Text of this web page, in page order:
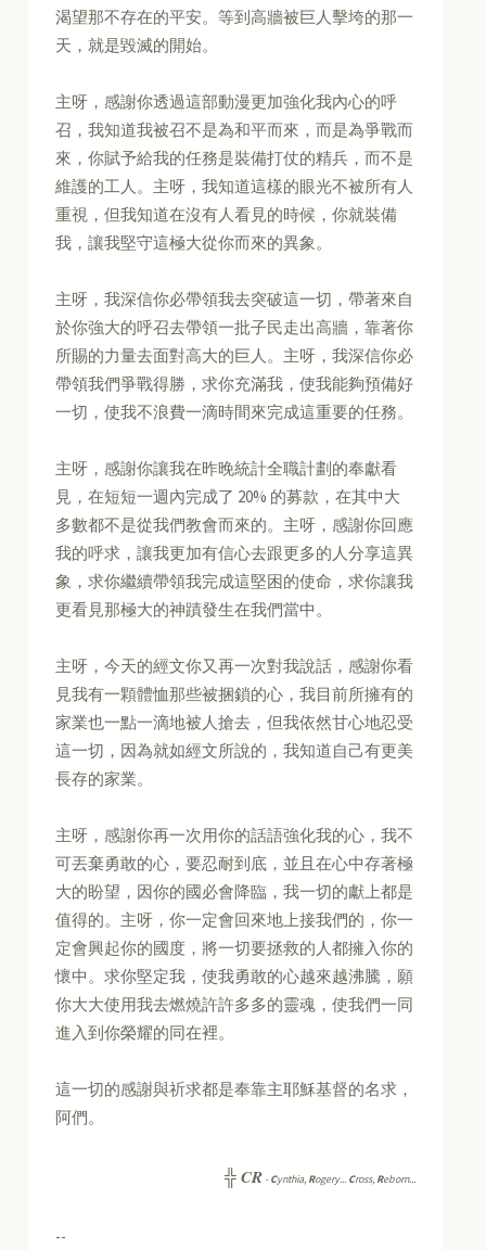
渴望那不存在的平安。等到高牆被巨人擊垮的那一
天，就是毀滅的開始。
主呀，感謝你透過這部動漫更加強化我內心的呼
召，我知道我被召不是為和平而來，而是為爭戰而
來，你賦予給我的任務是裝備打仗的精兵，而不是
維護的工人。主呀，我知道這樣的眼光不被所有人
重視，但我知道在沒有人看見的時候，你就裝備
我，讓我堅守這極大從你而來的異象。
主呀，我深信你必帶領我去突破這一切，帶著來自
於你強大的呼召去帶領一批子民走出高牆，靠著你
所賜的力量去面對高大的巨人。主呀，我深信你必
帶領我們爭戰得勝，求你充滿我，使我能夠預備好
一切，使我不浪費一滴時間來完成這重要的任務。
主呀，感謝你讓我在昨晚統計全職計劃的奉獻看
見，在短短一週內完成了 20% 的募款，在其中大
多數都不是從我們教會而來的。主呀，感謝你回應
我的呼求，讓我更加有信心去跟更多的人分享這異
象，求你繼續帶領我完成這堅困的使命，求你讓我
更看見那極大的神蹟發生在我們當中。
主呀，今天的經文你又再一次對我說話，感謝你看
見我有一顆體恤那些被捆鎖的心，我目前所擁有的
家業也一點一滴地被人搶去，但我依然甘心地忍受
這一切，因為就如經文所說的，我知道自己有更美
長存的家業。
主呀，感謝你再一次用你的話語強化我的心，我不
可丟棄勇敢的心，要忍耐到底，並且在心中存著極
大的盼望，因你的國必會降臨，我一切的獻上都是
值得的。主呀，你一定會回來地上接我們的，你一
定會興起你的國度，將一切要拯救的人都擁入你的
懷中。求你堅定我，使我勇敢的心越來越沸騰，願
你大大使用我去燃燒許許多多的靈魂，使我們一同
進入到你榮耀的同在裡。
這一切的感謝與祈求都是奉靠主耶穌基督的名求，
阿們。
╬CR -Cynthia, Rogery... Cross, Reborn...
--